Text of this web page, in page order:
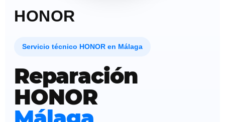
HONOR
Servicio técnico HONOR en Málaga
Reparación
HONOR